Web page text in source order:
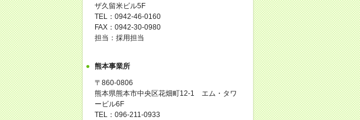
ザ久留米ビル5F
TEL：0942-46-0160
FAX：0942-30-0980
担当：採用担当
熊本事業所
〒860-0806
熊本県熊本市中央区花畑町12-1 エム・タワ
ービル6F
TEL：096-211-0933